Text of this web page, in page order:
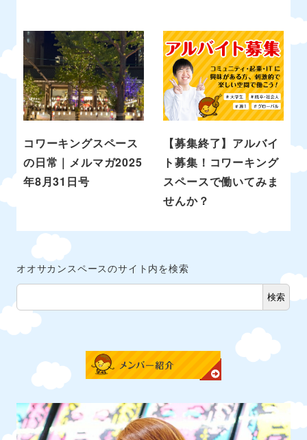
コワーキングスペース
の日常｜メルマガ2025
年8月31日号
【募集終了】アルバイ
ト募集！コワーキング
スペースで働いてみま
せんか？
オオサカンスペースのサイト内を検索
検索